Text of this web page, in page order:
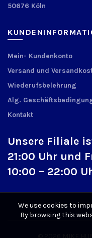
50676 Köln
Mein- Kundenkonto
Versand und
Wiederufsbelehrung
Alg.
Kontakt
Unsere Filiale
21:00 Uhr und
10:00 – 22:00
We use cookies to
By browsing this